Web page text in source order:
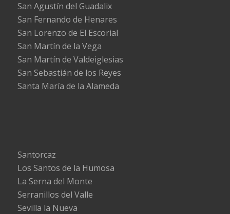
San Agustín del Guadalix
San Fernando de Henares
San Lorenzo de El Escorial
San Martín de la Vega
San Martín de Valdeiglesias
San Sebastián de los Reyes
Santa María de la Alameda
Santorcaz
Los Santos de la Humosa
La Serna del Monte
Serranillos del Valle
Sevilla la Nueva